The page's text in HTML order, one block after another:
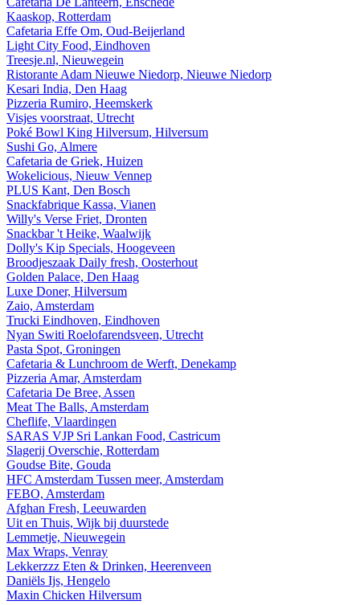
Kaaskop, Rotterdam
Cafetaria Effe Om, Oud-Beijerland
Light City Food, Eindhoven
Treesje.nl, Nieuwegein
Ristorante Adam Nieuwe Niedorp, Nieuwe Niedorp
Kesari India, Den Haag
Pizzeria Rumiro, Heemskerk
Visjes voorstraat, Utrecht
Poké Bowl King Hilversum, Hilversum
Sushi Go, Almere
Cafetaria de Griek, Huizen
Wokelicious, Nieuw Vennep
PLUS Kant, Den Bosch
Snackfabrique Kassa, Vianen
Willy's Verse Friet, Dronten
Snackbar 't Heike, Waalwijk
Dolly's Kip Specials, Hoogeveen
Broodjeszaak Daily fresh, Oosterhout
Golden Palace, Den Haag
Luxe Doner, Hilversum
Zaio, Amsterdam
Trucki Eindhoven, Eindhoven
Nyan Switi Roelofarendsveen, Utrecht
Pasta Spot, Groningen
Cafetaria & Lunchroom de Werft, Denekamp
Pizzeria Amar, Amsterdam
Cafetaria De Bree, Assen
Meat The Balls, Amsterdam
Cheflife, Vlaardingen
SARAS VJP Sri Lankan Food, Castricum
Slagerij Overschie, Rotterdam
Goudse Bite, Gouda
HFC Amsterdam Tussen meer, Amsterdam
FEBO, Amsterdam
Afghan Fresh, Leeuwarden
Uit en Thuis, Wijk bij duurstede
Lemmetje, Nieuwegein
Max Wraps, Venray
Lekkerzzz Eten & Drinken, Heerenveen
Daniëls Ijs, Hengelo
Maxin Chicken Hilversum